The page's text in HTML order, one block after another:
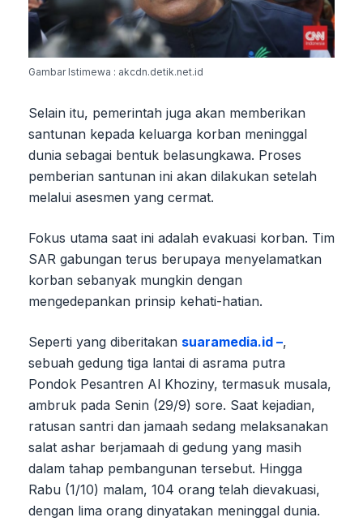
Gambar Istimewa : akcdn.detik.net.id
Selain itu, pemerintah juga akan memberikan
santunan kepada keluarga korban meninggal
dunia sebagai bentuk belasungkawa. Proses
pemberian santunan ini akan dilakukan setelah
melalui asesmen yang cermat.
Fokus utama saat ini adalah evakuasi korban. Tim
SAR gabungan terus berupaya menyelamatkan
korban sebanyak mungkin dengan
mengedepankan prinsip kehati-hatian.
Seperti yang diberitakan suaramedia.id –,
sebuah gedung tiga lantai di asrama putra
Pondok Pesantren Al Khoziny, termasuk musala,
ambruk pada Senin (29/9) sore. Saat kejadian,
ratusan santri dan jamaah sedang melaksanakan
salat ashar berjamaah di gedung yang masih
dalam tahap pembangunan tersebut. Hingga
Rabu (1/10) malam, 104 orang telah dievakuasi,
dengan lima orang dinyatakan meninggal dunia.